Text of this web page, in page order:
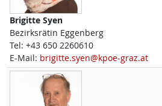
Brigitte Syen
Bezirksrätin Eggenberg
Tel: +43 650 2260610
E-Mail: brigitte.syen@kpoe-graz.at